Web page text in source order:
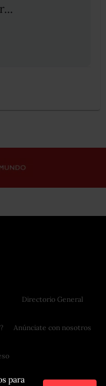
para
Directorio General
Anúnciate con nosotros